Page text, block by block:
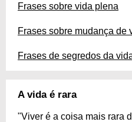
Frases sobre vida plena
Frases sobre mudança de
Frases de segredos da
A vida é rara
"Viver é a coisa mais rara